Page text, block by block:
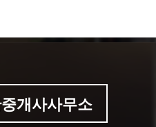
개사사무소